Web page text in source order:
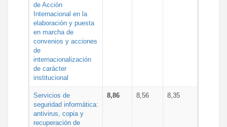
de Acción
Internacional en la
elaboración y puesta
en marcha de
convenios y acciones
de
internacionalización
de carácter
institucional
Servicios de
seguridad informática:
antivirus, copia y
recuperación de
8,86 8,56 8,35